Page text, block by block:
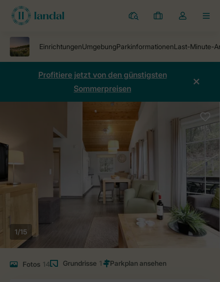
Ferienparks
Meine
Dropdown-
öffnen
Profitiere jetzt von den günstigsten
Sommerpreisen
1/15
Fotos 14 Grundrisse 1